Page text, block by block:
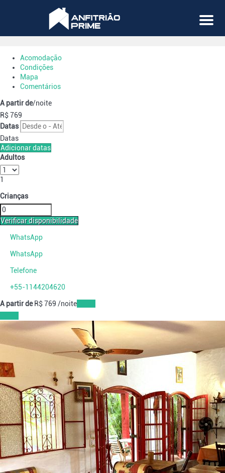
Menu
Acomodação
Condições
Mapa
Comentários
A partir de/noite
R$ 769
Datas
Datas
Adicionar datas
Adultos
1
Crianças
Verificar disponibilidade
WhatsApp
WhatsApp
Telefone
+55-1144204620
A partir deR$ 769 /noite